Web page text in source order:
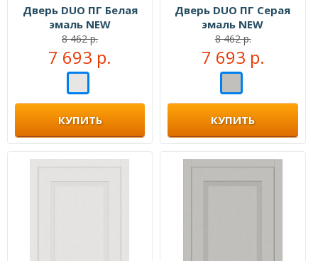
Дверь DUO ПГ Белая
эмаль NEW
8 462 р.
7 693 р.
КУПИТЬ
Дверь DUO ПГ Серая
эмаль NEW
8 462 р.
7 693 р.
КУПИТЬ